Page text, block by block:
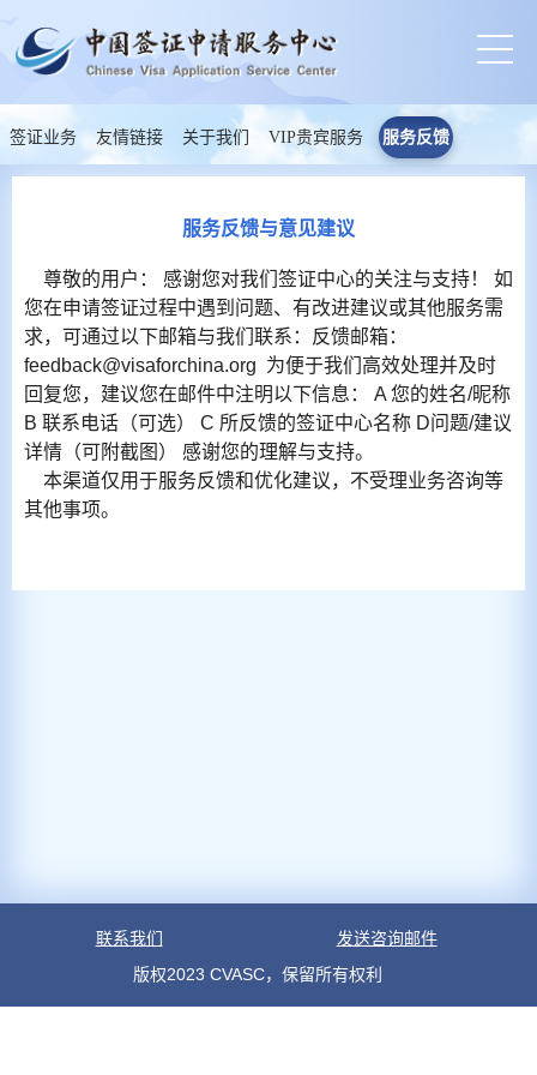
签证业务 友情链接 关于我们 VIP贵宾服务 服务反馈
服务反馈与意见建议
尊敬的用户： 感谢您对我们签证中心的关注与支持！ 如
您在申请签证过程中遇到问题、有改进建议或其他服务需
求，可通过以下邮箱与我们联系：反馈邮箱：
feedback@visaforchina.org 为便于我们高效处理并及时
回复您，建议您在邮件中注明以下信息： A 您的姓名/昵称
B 联系电话（可选） C 所反馈的签证中心名称 D问题/建议
详情（可附截图） 感谢您的理解与支持。
本渠道仅用于服务反馈和优化建议，不受理业务咨询等
其他事项。
联系我们
发送咨询邮件
版权2023 CVASC，保留所有权利